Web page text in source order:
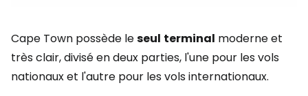
Cape Town possède leseul terminal moderne et
très clair, divisé en deux parties, l'une pour les vols
nationaux et l'autre pour les vols internationaux.